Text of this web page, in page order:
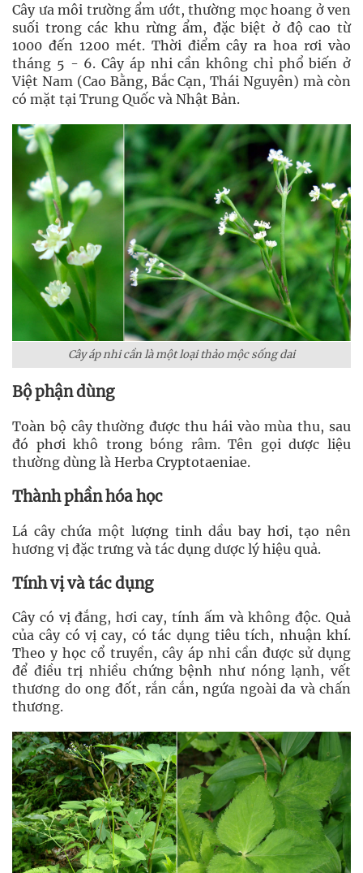
Cây ưa môi trường ẩm ướt, thường mọc hoang ở ven
suối trong các khu rừng ẩm, đặc biệt ở độ cao từ
1000 đến 1200 mét. Thời điểm cây ra hoa rơi vào
tháng 5 - 6. Cây áp nhi cần không chỉ phổ biến ở
Việt Nam (Cao Bằng, Bắc Cạn, Thái Nguyên) mà còn
có mặt tại Trung Quốc và Nhật Bản.
Cây áp nhi cần là một loại thảo mộc sống dai
Bộ phận dùng
Toàn bộ cây thường được thu hái vào mùa thu, sau
đó phơi khô trong bóng râm. Tên gọi dược liệu
thường dùng là Herba Cryptotaeniae.
Thành phần hóa học
Lá cây chứa một lượng tinh dầu bay hơi, tạo nên
hương vị đặc trưng và tác dụng dược lý hiệu quả.
Tính vị và tác dụng
Cây có vị đắng, hơi cay, tính ấm và không độc. Quả
của cây có vị cay, có tác dụng tiêu tích, nhuận khí.
Theo y học cổ truyền, cây áp nhi cần được sử dụng
để điều trị nhiều chứng bệnh như nóng lạnh, vết
thương do ong đốt, rắn cắn, ngứa ngoài da và chấn
thương.